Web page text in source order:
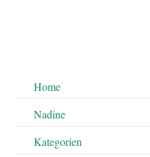
Home
Nadine
Kategorien